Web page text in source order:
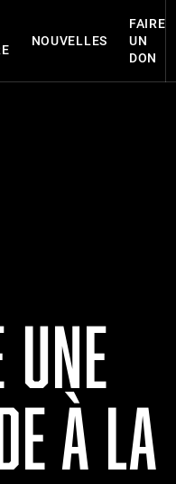
NOUVELLES
FAIRE
UN
DON
À LA